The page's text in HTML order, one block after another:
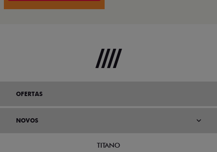
OFERTAS
NOVOS
TITANO